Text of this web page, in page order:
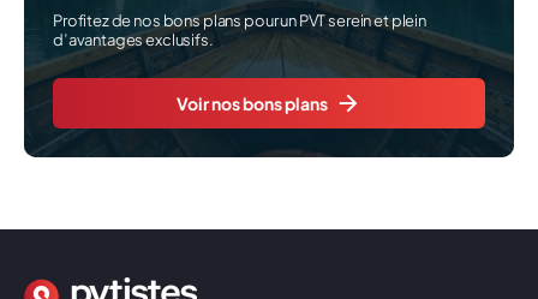
Profitez de nos bons plans pour un PVT serein et plein
d’avantages exclusifs.
Voir nos bons plans